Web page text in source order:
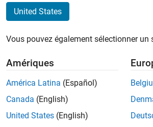
United States
Vous pouvez également sélectionner
Amériques
América Latina (Español)
Canada (English)
United States (English)